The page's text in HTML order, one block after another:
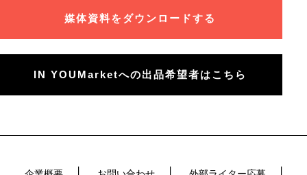
媒体資料をダウンロードする
IN YOUMarketへの出品希望者はこちら